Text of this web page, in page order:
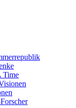
Time